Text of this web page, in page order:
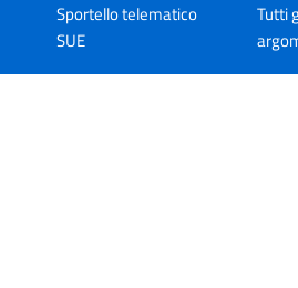
Sportello telematico
SUE
Tutti